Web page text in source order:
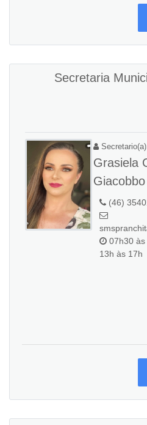
Secretaria
Grasiela
(46)
07h30
13h às 17h